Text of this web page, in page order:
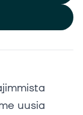
uusia